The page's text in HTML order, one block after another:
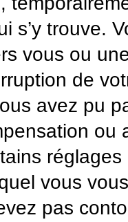
s’y trouve.
vous ou
de
avez pu
ou
vous
pas